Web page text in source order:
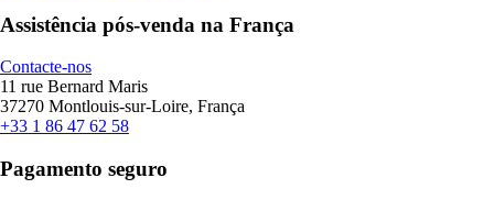
Assistência pós-venda na França
Contacte-nos
11 rue Bernard Maris
37270 Montlouis-sur-Loire, França
+33 1 86 47 62 58
Pagamento seguro